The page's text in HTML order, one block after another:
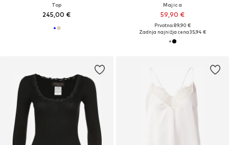
Top
245,00 €
Majica
59,90 €
Prvotno: 89,90 €
Zadnja najnižja cena35,94 €